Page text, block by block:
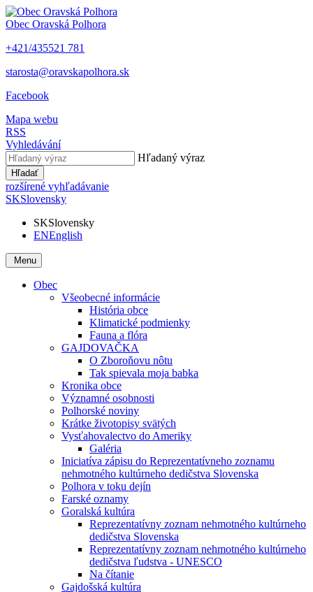
Obec Oravská Polhora
+421/435521 781
starosta@oravskapolhora.sk
Facebook
Mapa webu
RSS
Vyhledávání
Hľadaný výraz
Hľadať
rozšírené vyhľadávanie
SKSlovensky
SKSlovensky
ENEnglish
Menu
Obec
Všeobecné informácie
História obce
Klimatické podmienky
Fauna a flóra
GAJDOVAČKA
O Zboroňovu nôtu
Tak spievala moja babka
Kronika obce
Významné osobnosti
Polhorské noviny
Krátke životopisy svätých
Vysťahovalectvo do Ameriky
Galéria
Iniciatíva zápisu do Reprezentatívneho zoznamu
nehmotného kultúrneho dedičstva Slovenska
Polhora v toku dejín
Farské oznamy
Goralská kultúra
Reprezentatívny zoznam nehmotného kultúrneho
dedičstva Slovenska
Reprezentatívny zoznam nehmotného kultúrneho
dedičstva ľudstva - UNESCO
Na čítanie
Gajdošská kultúra